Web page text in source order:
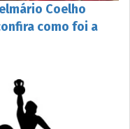
Coelho
como foi a